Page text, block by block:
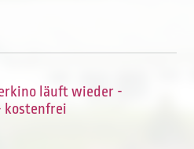
läuft wieder -
kostenfrei